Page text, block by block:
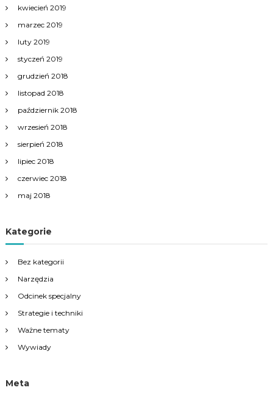
kwiecień 2019
marzec 2019
luty 2019
styczeń 2019
grudzień 2018
listopad 2018
październik 2018
wrzesień 2018
sierpień 2018
lipiec 2018
czerwiec 2018
maj 2018
Kategorie
Bez kategorii
Narzędzia
Odcinek specjalny
Strategie i techniki
Ważne tematy
Wywiady
Meta